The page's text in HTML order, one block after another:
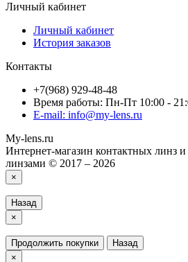
Личный кабинет
Личный кабинет
История заказов
Контакты
+7(968) 929-48-48
Время работы: Пн-Пт 10:00 -
E-mail: info@my-lens.ru
My-lens.ru
Интернет-магазин контактных линз и
линзами © 2017 – 2026
×
Назад
×
Продолжить покупки
Назад
×